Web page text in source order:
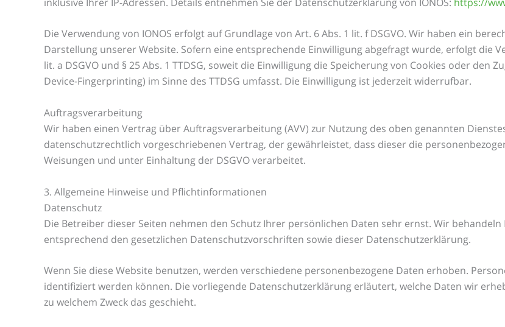
Die Verwendung von IONOS erfolgt auf Grundlage von Art. 6 Abs. 1 lit. f DSGVO. Wir haben ein
Darstellung unserer Website. Sofern eine entsprechende Einwilligung abgefragt wurde, erfolgt die
lit. a DSGVO und § 25 Abs. 1 TTDSG, soweit die Einwilligung die Speicherung von Cookies oder den
Device-Fingerprinting) im Sinne des TTDSG umfasst. Die Einwilligung ist jederzeit widerrufbar.
Auftragsverarbeitung
Wir haben einen Vertrag über Auftragsverarbeitung (AVV) zur Nutzung des oben genannten
datenschutzrechtlich vorgeschriebenen Vertrag, der gewährleistet, dass dieser die
Weisungen und unter Einhaltung der DSGVO verarbeitet.
3. Allgemeine Hinweise und Pflicht­informationen
Datenschutz
Die Betreiber dieser Seiten nehmen den Schutz Ihrer persönlichen Daten sehr ernst. Wir
entsprechend den gesetzlichen Datenschutzvorschriften sowie dieser Datenschutzerklärung.
Wenn Sie diese Website benutzen, werden verschiedene personenbezogene Daten erhoben.
identifiziert werden können. Die vorliegende Datenschutzerklärung erläutert, welche Daten wir
zu welchem Zweck das geschieht.